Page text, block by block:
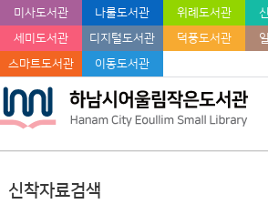
미사도서관 나룰도서관 위례도서관
세미도서관
디지털도서관 덕풍도서관
스마트도서관
이동도서관
신착자료검색